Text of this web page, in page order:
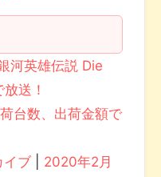
河英雄伝説 Die
送！
台数、出荷金額で
イブ
2020年2月